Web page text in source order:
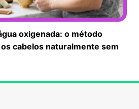
oxigenada: o método
cabelos naturalmente sem